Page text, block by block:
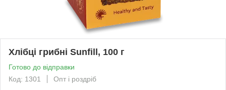
Хлібці грибні Sunfill, 100 г
Готово до відправки
Код: 1301
Опт і роздріб